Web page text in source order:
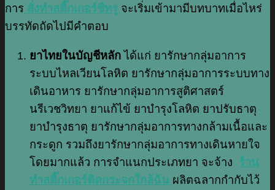
การ สั่งทำสติ๊กเกอร์ซีทรู จะเริ่มเข้ามามีบทบาทเมื่อไหร่
บรรทัดถัดไปมีคำตอบ
ยาไทยในบัญชีหลักได้แก่ ยารักษากลุ่มอาการ
ระบบไหลเวียนโลหิต ยารักษากลุ่มอาการระบบทาง
เดินอาหาร ยารักษากลุ่มอาการสูติศาสตร์
นรีเวชวิทยา ยาแก้ไข้ ยาบำรุงโลหิต ยาปรับธาตุ
ยาบำรุงธาตุ ยารักษากลุ่มอาการทางกล้ามเนื้อและ
กระดูก รวมถึงยารักษากลุ่มอาการทางเดินหายใจ
โดยมากแล้ว การจำแนกประเภทยา จะจ้าง ร้าน
ทำสติ๊กเกอร์ติดกระจกใกล้ฉัน ผลิตฉลากกำกับไว้